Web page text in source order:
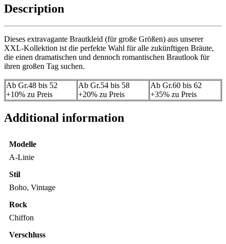
Description
Dieses extravagante Brautkleid (für große Größen) aus unserer
XXL-Kollektion ist die perfekte Wahl für alle zukünftigen Bräute,
die einen dramatischen und dennoch romantischen Brautlook für
ihren großen Tag suchen.
Ab Gr.48 bis 52
+10% zu Preis
Ab Gr.54 bis 58
+20% zu Preis
Ab Gr.60 bis 62
+35% zu Preis
Additional information
Modelle
A-Linie
Stil
Boho, Vintage
Rock
Chiffon
Verschluss